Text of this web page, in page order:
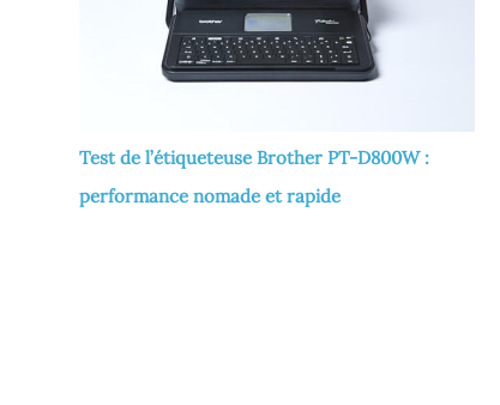
Test de l’étiqueteuse Brother PT-D800W :
performance nomade et rapide